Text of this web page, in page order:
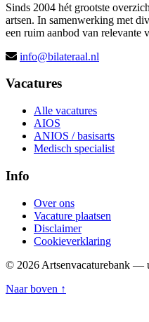
Sinds 2004 hét grootste
artsen. In samenwerking met
een ruim aanbod van relevante
info@bilateraal.nl
Vacatures
Alle vacatures
AIOS
ANIOS / basisarts
Medisch specialist
Info
Over ons
Vacature plaatsen
Disclaimer
Cookieverklaring
© 2026 Artsenvacaturebank
Naar boven ↑